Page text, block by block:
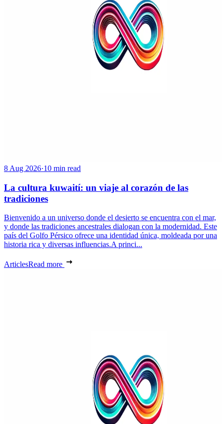
8 Aug 2026·10 min read
La cultura kuwaití: un viaje al corazón de las
tradiciones
Bienvenido a un universo donde el desierto se encuentra con el mar,
y donde las tradiciones ancestrales dialogan con la modernidad. Este
país del Golfo Pérsico ofrece una identidad única, moldeada por una
historia rica y diversas influencias.A princi...
ArticlesRead more